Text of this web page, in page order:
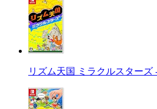
リズム天国 ミラクルスターズ